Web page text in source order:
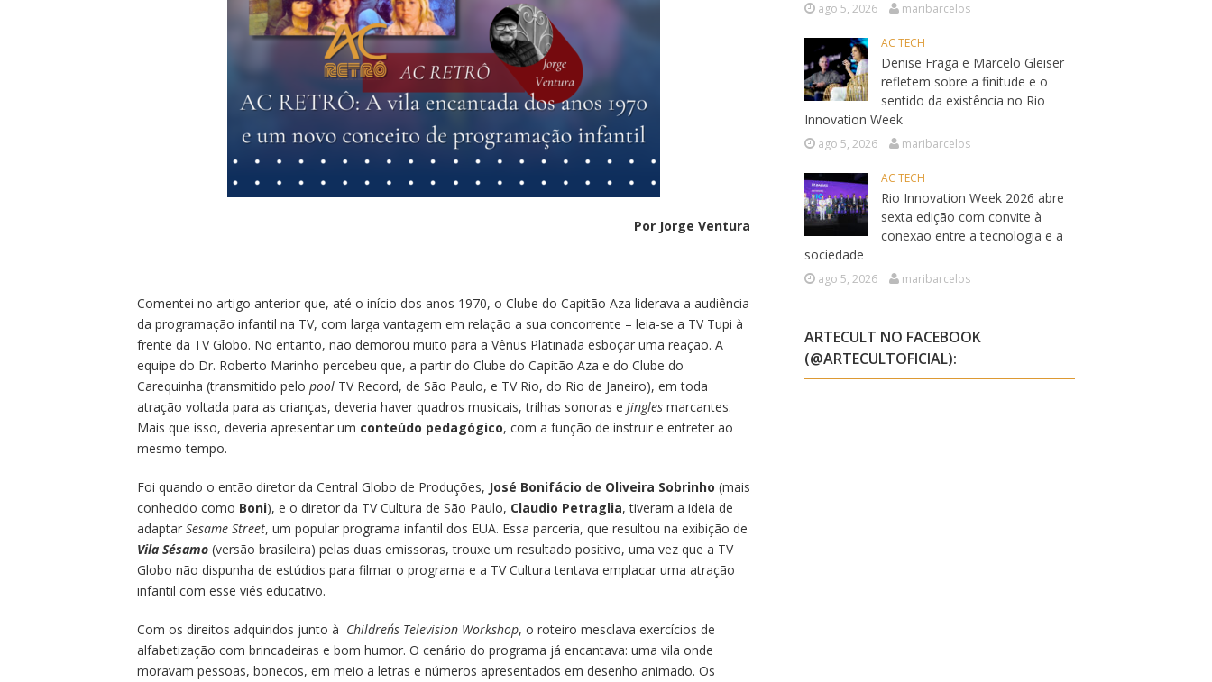
Por Jorge Ventura
Comentei no artigo anterior que, até o início dos anos 1970, o Clube do Capitão Aza liderava a audiência
da programação infantil na TV, com larga vantagem em relação a sua concorrente – leia-se a TV Tupi à
frente da TV Globo. No entanto, não demorou muito para a Vênus Platinada esboçar uma reação. A
equipe do Dr. Roberto Marinho percebeu que, a partir do Clube do Capitão Aza e do Clube do
Carequinha (transmitido pelo pool TV Record, de São Paulo, e TV Rio, do Rio de Janeiro), em toda
atração voltada para as crianças, deveria haver quadros musicais, trilhas sonoras e jingles marcantes.
Mais que isso, deveria apresentar um conteúdo pedagógico, com a função de instruir e entreter ao
mesmo tempo.
Foi quando o então diretor da Central Globo de Produções, José Bonifácio de Oliveira Sobrinho (mais
conhecido como Boni), e o diretor da TV Cultura de São Paulo, Claudio Petraglia, tiveram a ideia de
adaptar Sesame Street, um popular programa infantil dos EUA. Essa parceria, que resultou na exibição de
Vila Sésamo (versão brasileira) pelas duas emissoras, trouxe um resultado positivo, uma vez que a TV
Globo não dispunha de estúdios para filmar o programa e a TV Cultura tentava emplacar uma atração
infantil com esse viés educativo.
Com os direitos adquiridos junto à Children´s Television Workshop, o roteiro mesclava exercícios de
alfabetização com brincadeiras e bom humor. O cenário do programa já encantava: uma vila onde
moravam pessoas, bonecos, em meio a letras e números apresentados em desenho animado. Os
ago 5, 2026 maribarcelos
AC TECH
Denise Fraga e Marcelo Gleiser
refletem sobre a finitude e o
sentido da existência no Rio
Innovation Week
ago 5, 2026 maribarcelos
AC TECH
Rio Innovation Week 2026 abre
sexta edição com convite à
conexão entre a tecnologia e a
sociedade
ago 5, 2026 maribarcelos
ARTECULT NO FACEBOOK
(@ARTECULTOFICIAL):